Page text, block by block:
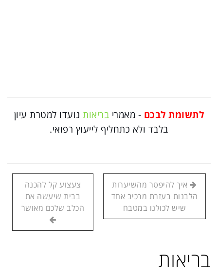
לתשומת לבכם - מאמרי בריאותנועדו למטרת עיון
בלבד ולא כתחליף לייעוץ רפואי.
איך להיפטר מהשיערות
הלבנות בעזרת מרכיב אחד
שיש לכולנו במטבח
צעצוע קל להכנה
בבית שיעשה את
הכלב שלכם מאושר
בריאות